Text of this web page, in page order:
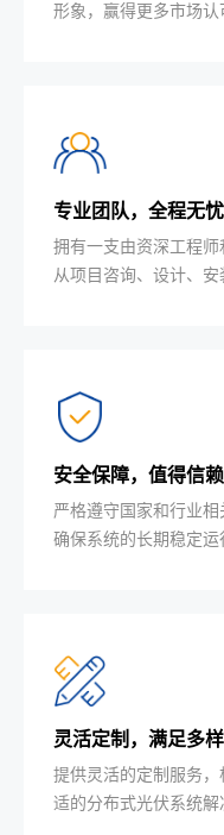
形象，赢得更多市场认
专业团队，全程无忧
拥有一支由资深工程
从项目咨询、设计、安
安全保障，值得信赖
严格遵守国家和行业相
确保系统的长期稳定运
灵活定制，满足多
提供灵活的定制服务
适的分布式光伏系统解